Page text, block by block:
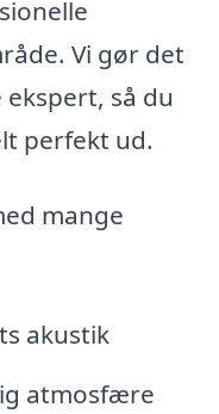
Vi gør det
så du
perfekt ud.
mange
akustik
atmosfære